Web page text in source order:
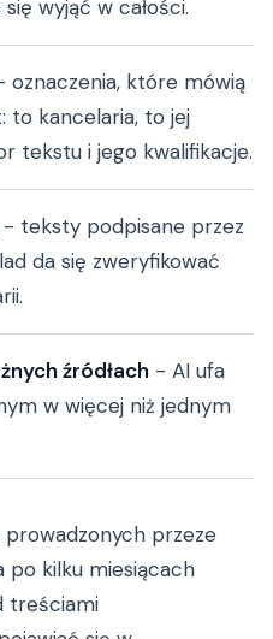
wyjąć w całości.
oznaczenia, które mówią
kancelaria, to jej
tekstu i jego kwalifikacje.
- teksty podpisane przez
da się zweryfikować
źródłach - AI ufa
w więcej niż jednym
prowadzonych przeze
po kilku miesiącach
treściami